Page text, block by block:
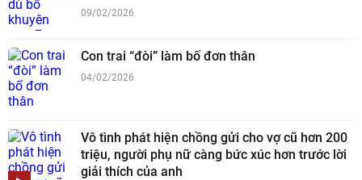
09/02/2026
Con trai “đòi” làm bố đơn thân
04/02/2026
Vô tình phát hiện chồng gửi cho vợ cũ hơn 200
triệu, người phụ nữ càng bức xúc hơn trước lời
giải thích của anh